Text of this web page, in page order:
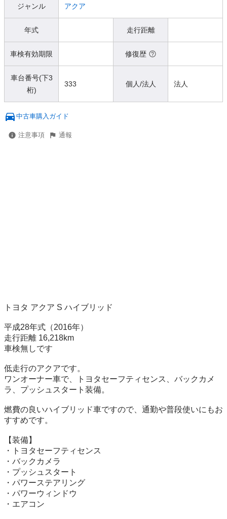
ジャンル アクア
年式 走行距離
車検有効期限 修復歴
車台番号(下3
桁)
333 個人/法人 法人
中古車購入ガイド
注意事項 通報
トヨタ アクア S ハイブリッド
平成28年式（2016年）
走行距離 16,218km
車検無しです
低走行のアクアです。
ワンオーナー車で、トヨタセーフティセンス、バックカメ
ラ、プッシュスタート装備。
燃費の良いハイブリッド車ですので、通勤や普段使いにもお
すすめです。
【装備】
・トヨタセーフティセンス
・バックカメラ
・プッシュスタート
・パワーステアリング
・パワーウィンドウ
・エアコン